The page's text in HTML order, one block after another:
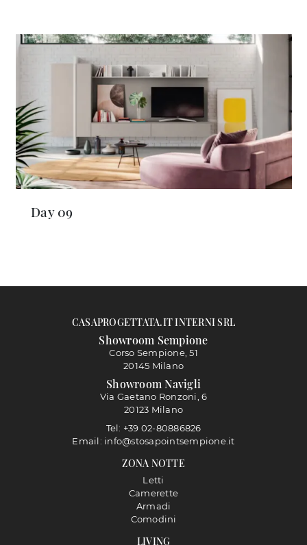
Day 09
LIVING
ZONA NOTTE
Letti
Camerette
Armadi
Comodini
CASAPROGETTATA.IT INTERNI SRL
Showroom Sempione
Corso Sempione, 51
20145 Milano
Showroom Navigli
Via Gaetano Ronzoni, 6
20123 Milano
Tel: +39 02-80886826
Email: info@stosapointsempione.it